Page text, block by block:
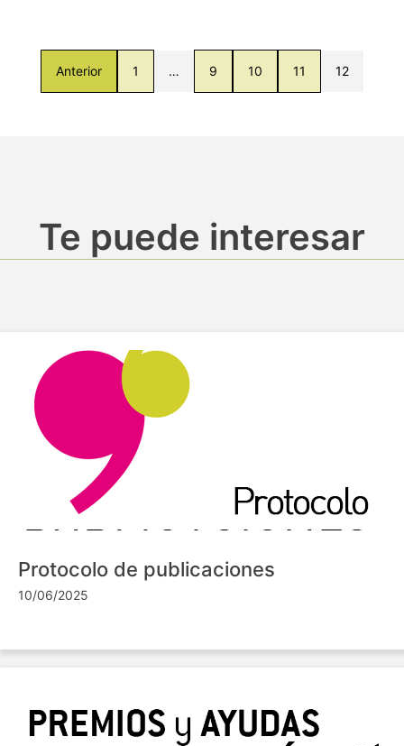
Anterior 1 … 9 10 11 12
Te puede interesar
Protocolo de publicaciones
10/06/2025